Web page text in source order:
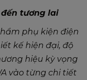
tương lai
phụ kiện điện
kế hiện đại, độ
hiệu kỳ vọng
vào từng chi tiết